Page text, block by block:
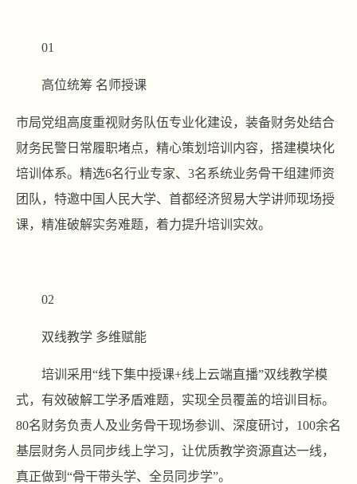
01
高位统筹 名师授课
市局党组高度重视财务队伍专业化建设，装备财务处结合
财务民警日常履职堵点，精心策划培训内容，搭建模块化
培训体系。精选6名行业专家、3名系统业务骨干组建师资
团队，特邀中国人民大学、首都经济贸易大学讲师现场授
课，精准破解实务难题，着力提升培训实效。
02
双线教学 多维赋能
培训采用“线下集中授课+线上云端直播”双线教学模
式，有效破解工学矛盾难题，实现全员覆盖的培训目标。
80名财务负责人及业务骨干现场参训、深度研讨，100余名
基层财务人员同步线上学习，让优质教学资源直达一线，
真正做到“骨干带头学、全员同步学”。